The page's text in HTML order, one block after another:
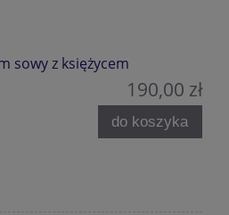
sowy z księżycem
190,00 zł
do koszyka